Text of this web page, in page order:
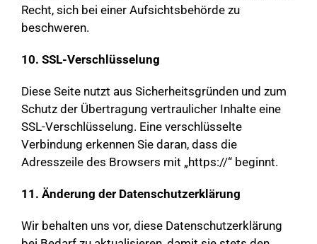
Recht, sich bei einer Aufsichtsbehörde zu
beschweren.
10. SSL-Verschlüsselung
Diese Seite nutzt aus Sicherheitsgründen und zum
Schutz der Übertragung vertraulicher Inhalte eine
SSL-Verschlüsselung. Eine verschlüsselte
Verbindung erkennen Sie daran, dass die
Adresszeile des Browsers mit „https://“ beginnt.
11. Änderung der Datenschutzerklärung
Wir behalten uns vor, diese Datenschutzerklärung